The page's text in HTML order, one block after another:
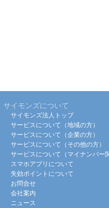
サイモンズについて
サイモンズ法人トップ
サービスについて（地域の方）
サービスについて（企業の方）
サービスについて（その他の方）
サービスについて（マイナンバー
スマホアプリについて
失効ポイントについて
お問合せ
会社案内
ニュース